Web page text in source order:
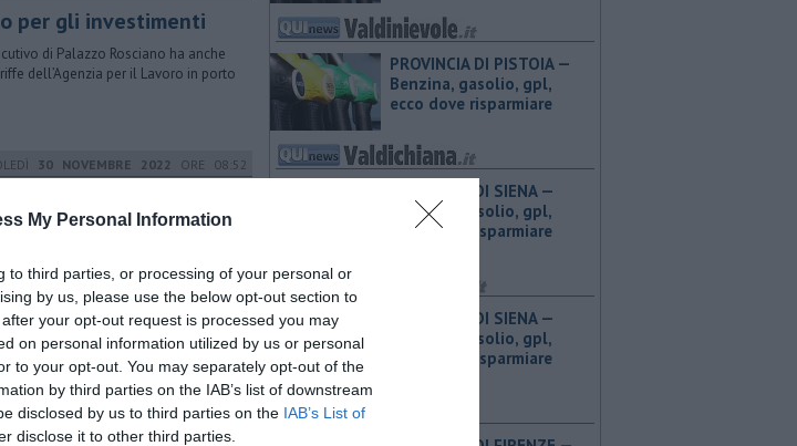
My Personal Information
to third parties, or processing of your personal or
by us, please use the below opt-out section to
your opt-out request is processed you may
on personal information utilized by us or personal
to your opt-out. You may separately opt-out of the
by third parties on the IAB’s list of downstream
disclosed by us to third parties on the IAB’s List of
disclose it to other third parties.
per gli investimenti
di Palazzo Rosciano ha anche
dell’Agenzia per il Lavoro in porto
30 NOVEMBRE 2022 ORE 08:52
cibernetica toscana della
21 SETTEMBRE 2023ORE 12:59
scoprire i porti
nei porti di Livorno, Piombino,
vita portuale
PROVINCIA DI PISTOIA — ​
Benzina, gasolio, gpl,
ecco dove risparmiare
PROVINCIA DI SIENA — ​
Benzina, gasolio, gpl,
ecco dove risparmiare
PROVINCIA DI SIENA — ​
Benzina, gasolio, gpl,
ecco dove risparmiare